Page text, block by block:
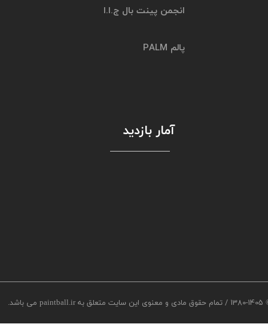
1380-1405
/ تمام حقوق مادی و معنوی این سایت متعلق به paintball.ir می باشد.
انجمن پینت بال ج.ا.ا
پالم PALM
آمار بازدید